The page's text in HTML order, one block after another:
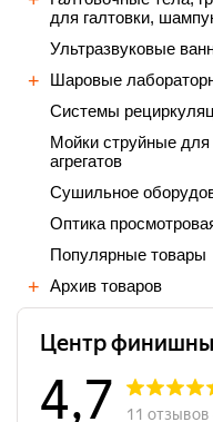
для галтовки,
Ультразвуковые
Шаровые
Cистемы
Мойки струйные
агрегатов
Сушильное
Оптика
Популярные товары
Архив товаров